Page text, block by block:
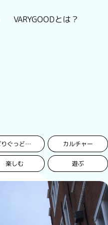
VARYGOODとは？
ばりぐっどくんプロジェクト カルチャー
楽しむ 遊ぶ